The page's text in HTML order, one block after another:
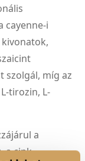
cayenne-i
szolgál, míg az
tirozin, L-
a
a cink